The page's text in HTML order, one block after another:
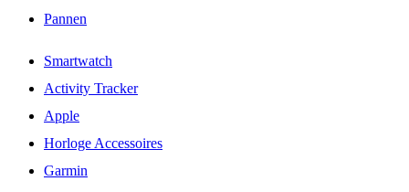
Pannen
Smartwatch
Activity Tracker
Apple
Horloge Accessoires
Garmin